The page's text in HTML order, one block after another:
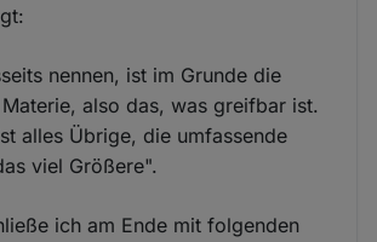
nennen, ist im Grunde die
also das, was greifbar ist.
alles Übrige, die umfassende
viel Größere".
ich am Ende mit folgenden